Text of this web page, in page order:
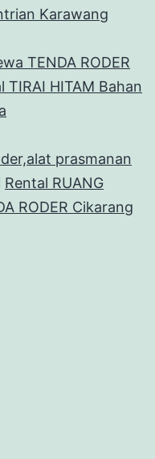
Karawang
TENDA RODER
TIRAI HITAM Bahan
prasmanan
Rental RUANG
RODER Cikarang